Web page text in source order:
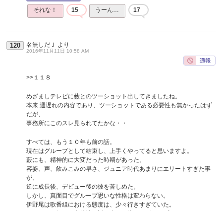
それな！ 15 うーん… 17
120 名無しだＪ より
2016年11月11日 10:58 AM
>>１１８
めざましテレビに藪とのツーショット出してきましたね。
本来 週遅れの内容であり、ツーショットである必要性も無かったはず
だが、
事務所にこのスレ見られてたかな・・
すべては、もう１０年も前の話。
現在はグループとして結束し、上手くやってると思いますよ。
藪にも、精神的に大変だった時期があった。
容姿、声、飲みこみの早さ、ジュニア時代あまりにエリートすぎた事
が、
逆に成長後、デビュー後の彼を苦しめた。
しかし、真面目でグループ思いな性格は変わらない。
伊野尾は歌番組における態度は、少々行きすぎていた。